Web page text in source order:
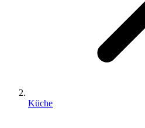
Küche